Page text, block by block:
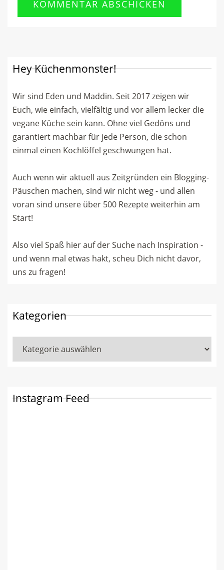
Hey Küchenmonster!
Wir sind Eden und Maddin. Seit 2017 zeigen wir
Euch, wie einfach, vielfältig und vor allem lecker die
vegane Küche sein kann. Ohne viel Gedöns und
garantiert machbar für jede Person, die schon
einmal einen Kochlöffel geschwungen hat.
Auch wenn wir aktuell aus Zeitgründen ein Blogging-
Päuschen machen, sind wir nicht weg - und allen
voran sind unsere über 500 Rezepte weiterhin am
Start!
Also viel Spaß hier auf der Suche nach Inspiration -
und wenn mal etwas hakt, scheu Dich nicht davor,
uns zu fragen!
Kategorien
Instagram Feed